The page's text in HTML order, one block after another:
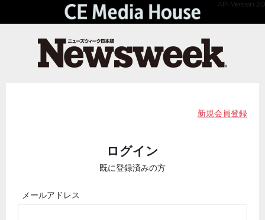
API Version 2.0
新規会員登録
ログイン
既に登録済みの方
メールアドレス